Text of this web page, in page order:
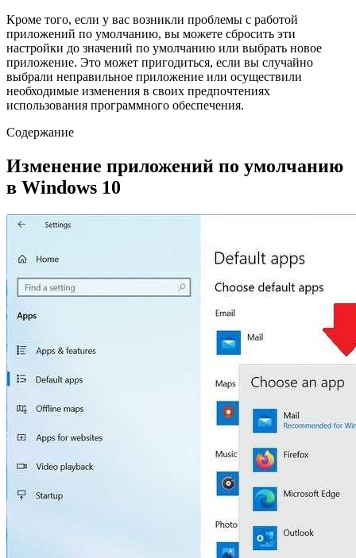
Кроме того, если у вас возникли проблемы с работой
приложений по умолчанию, вы можете сбросить эти
настройки до значений по умолчанию или выбрать новое
приложение. Это может пригодиться, если вы случайно
выбрали неправильное приложение или осуществили
необходимые изменения в своих предпочтениях
использования программного обеспечения.
Содержание
Изменение приложений по умолчанию
в Windows 10